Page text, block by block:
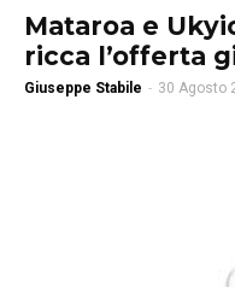
Mataroa e
ricca l’offerta
Giuseppe Stabile - 30 Agosto